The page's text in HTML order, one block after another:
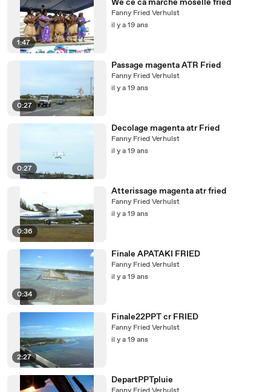
1:47
We ce ca marché moselle fried
Fanny Fried Verhulst
il y a 19 ans
0:27
Passage magenta ATR Fried
Fanny Fried Verhulst
il y a 19 ans
0:27
Decolage magenta atr Fried
Fanny Fried Verhulst
il y a 19 ans
0:36
Atterissage magenta atr fried
Fanny Fried Verhulst
il y a 19 ans
0:34
Finale APATAKI FRIED
Fanny Fried Verhulst
il y a 19 ans
2:27
Finale22PPT cr FRIED
Fanny Fried Verhulst
il y a 19 ans
DepartPPTpluie